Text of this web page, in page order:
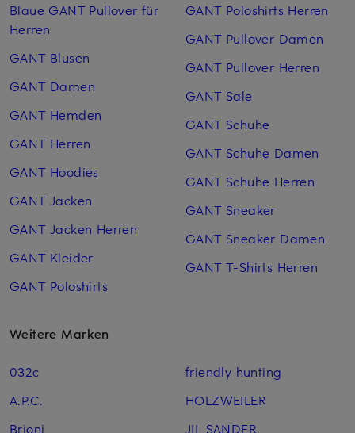
Blaue GANT Pullover für
Herren
GANT Blusen
GANT Damen
GANT Hemden
GANT Herren
GANT Hoodies
GANT Jacken
GANT Jacken Herren
GANT Kleider
GANT Poloshirts
GANT Poloshirts Herren
GANT Pullover Damen
GANT Pullover Herren
GANT Sale
GANT Schuhe
GANT Schuhe Damen
GANT Schuhe Herren
GANT Sneaker
GANT Sneaker Damen
GANT T-Shirts Herren
Weitere Marken
032c
A.P.C.
Brioni
friendly hunting
HOLZWEILER
JIL SANDER